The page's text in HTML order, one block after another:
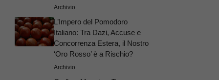
Archivio
L’Impero del Pomodoro
Italiano: Tra Dazi, Accuse e
Concorrenza Estera, il Nostro
‘Oro Rosso’ è a Rischio?
Archivio